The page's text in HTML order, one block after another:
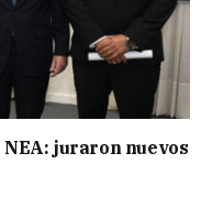
juraron nuevos